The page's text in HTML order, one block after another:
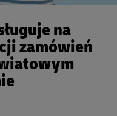
na
zamówień